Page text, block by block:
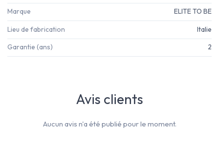
Marque ELITE TO BE
Lieu de fabrication Italie
Garantie (ans) 2
Avis clients
Aucun avis n'a été publié pour le moment.